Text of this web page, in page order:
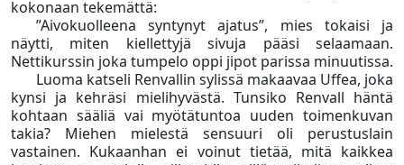
kokonaan tekemättä:
”Aivokuolleena syntynyt ajatus”, mies tokaisi ja
näytti, miten kiellettyjä sivuja pääsi selaamaan.
Nettikurssin joka tumpelo oppi jipot parissa minuutissa.
Luoma katseli Renvallin sylissä makaavaa Uffea, joka
kynsi ja kehräsi mielihyvästä. Tunsiko Renvall häntä
kohtaan sääliä vai myötätuntoa uuden toimenkuvan
takia? Miehen mielestä sensuuri oli perustuslain
vastainen. Kukaanhan ei voinut tietää, mitä kaikkea